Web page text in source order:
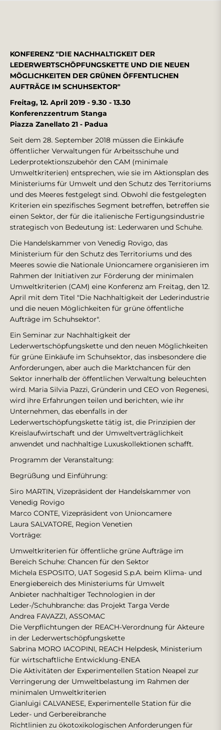
KONFERENZ "DIE NACHHALTIGKEIT DER
LEDERWERTSCHÖPFUNGSKETTE UND DIE NEUEN
MÖGLICHKEITEN DER GRÜNEN ÖFFENTLICHEN
AUFTRÄGE IM SCHUHSEKTOR"
Freitag, 12. April 2019 - 9.30 - 13.30
Konferenzzentrum Stanga
Piazza Zanellato 21 - Padua
Seit dem 28. September 2018 müssen die Einkäufe
öffentlicher Verwaltungen für Arbeitsschuhe und
Lederprotektionszubehör den CAM (minimale
Umweltkriterien) entsprechen, wie sie im Aktionsplan des
Ministeriums für Umwelt und den Schutz des Territoriums
und des Meeres festgelegt sind. Obwohl die festgelegten
Kriterien ein spezifisches Segment betreffen, betreffen sie
einen Sektor, der für die italienische Fertigungsindustrie
strategisch von Bedeutung ist: Lederwaren und Schuhe.
Die Handelskammer von Venedig Rovigo, das
Ministerium für den Schutz des Territoriums und des
Meeres sowie die Nationale Unioncamere organisieren im
Rahmen der Initiativen zur Förderung der minimalen
Umweltkriterien (CAM) eine Konferenz am Freitag, den 12.
April mit dem Titel "Die Nachhaltigkeit der Lederindustrie
und die neuen Möglichkeiten für grüne öffentliche
Aufträge im Schuhsektor".
Ein Seminar zur Nachhaltigkeit der
Lederwertschöpfungskette und den neuen Möglichkeiten
für grüne Einkäufe im Schuhsektor, das insbesondere die
Anforderungen, aber auch die Marktchancen für den
Sektor innerhalb der öffentlichen Verwaltung beleuchten
wird. Maria Silvia Pazzi, Gründerin und CEO von Regenesi,
wird ihre Erfahrungen teilen und berichten, wie ihr
Unternehmen, das ebenfalls in der
Lederwertschöpfungskette tätig ist, die Prinzipien der
Kreislaufwirtschaft und der Umweltverträglichkeit
anwendet und nachhaltige Luxuskollektionen schafft.
Programm der Veranstaltung:
Begrüßung und Einführung:
Siro MARTIN, Vizepräsident der Handelskammer von
Venedig Rovigo
Marco CONTE, Vizepräsident von Unioncamere
Laura SALVATORE, Region Venetien
Vorträge:
Umweltkriterien für öffentliche grüne Aufträge im
Bereich Schuhe: Chancen für den Sektor
Michela ESPOSITO, UAT Sogesid S.p.A. beim Klima- und
Energiebereich des Ministeriums für Umwelt
Anbieter nachhaltiger Technologien in der
Leder-/Schuhbranche: das Projekt Targa Verde
Andrea FAVAZZI, ASSOMAC
Die Verpflichtungen der REACH-Verordnung für Akteure
in der Lederwertschöpfungskette
Sabrina MORO IACOPINI, REACH Helpdesk, Ministerium
für wirtschaftliche Entwicklung-ENEA
Die Aktivitäten der Experimentellen Station Neapel zur
Verringerung der Umweltbelastung im Rahmen der
minimalen Umweltkriterien
Gianluigi CALVANESE, Experimentelle Station für die
Leder- und Gerbereibranche
Richtlinien zu ökotoxikologischen Anforderungen für